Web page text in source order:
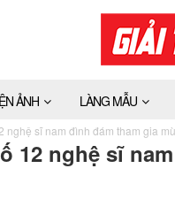
ẢNH LÀNG MẪU
nghệ sĩ nam đình đám tham gia
12 nghệ sĩ